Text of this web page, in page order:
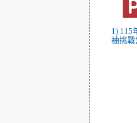
1) 115
袖挑戰